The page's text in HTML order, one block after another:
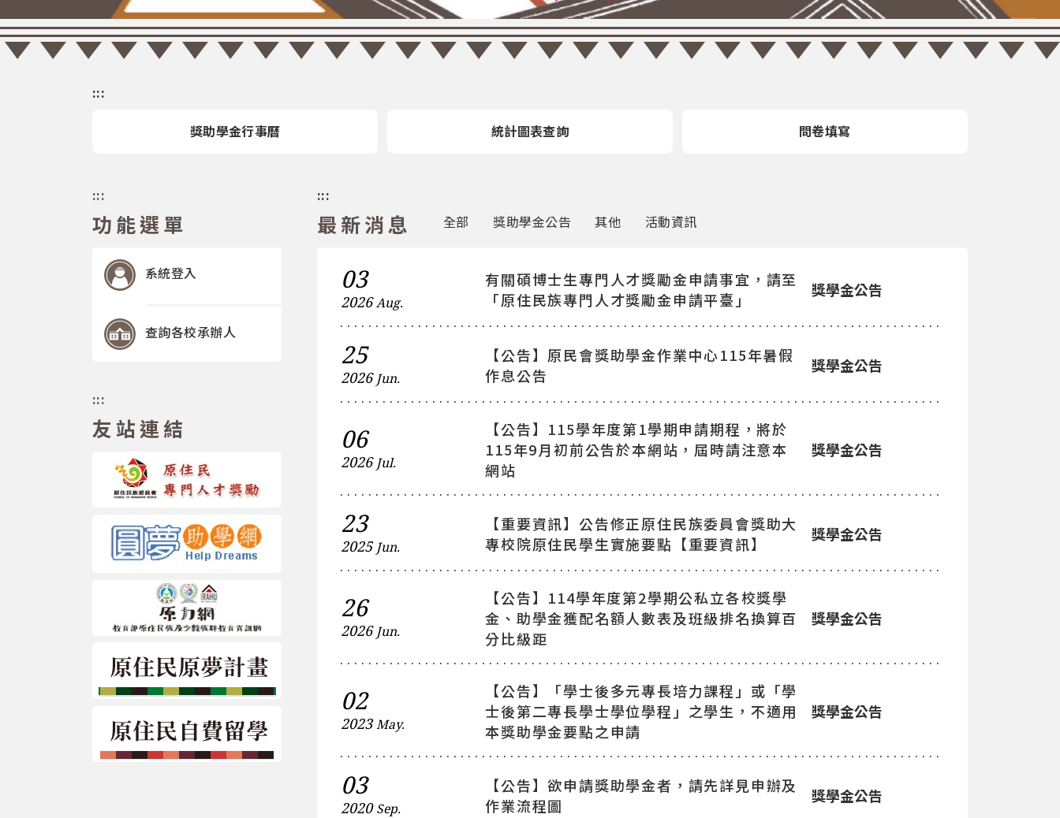
:::
獎助學金行事曆 統計圖表查詢 問卷填寫
:::
功能選單
系統登入
查詢各校承辦人
:::
友站連結
:::
最新消息 全部 獎助學金公告 其他 活動資訊
新聞分類
新聞標題
03
2026Aug.
獎學金公告
有關碩博士生專門人才獎勵金申請事宜，請至
「原住民族專門人才獎勵金申請平臺」
25
2026 Jun.
獎學金公告
【公告】原民會獎助學金作業中心115年暑假
作息公告
06
2026 Jul.
獎學金公告
【公告】115學年度第1學期申請期程，將於
115年9月初前公告於本網站，屆時請注意本
網站
23
2025 Jun.
獎學金公告
【重要資訊】公告修正原住民族委員會獎助大
專校院原住民學生實施要點【重要資訊】
26
2026 Jun.
獎學金公告
【公告】114學年度第2學期公私立各校獎學
金、助學金獲配名額人數表及班級排名換算百
分比級距
02
2023May.
獎學金公告
【公告】「學士後多元專長培力課程」或「學
士後第二專長學士學位學程」之學生，不適用
本獎助學金要點之申請
03
2020Sep.
獎學金公告
【公告】欲申請獎助學金者，請先詳見申辦及
作業流程圖